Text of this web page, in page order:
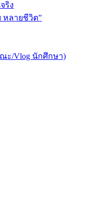
ริง
หลายชีวิต”
ะ/Vlog นักศึกษา)